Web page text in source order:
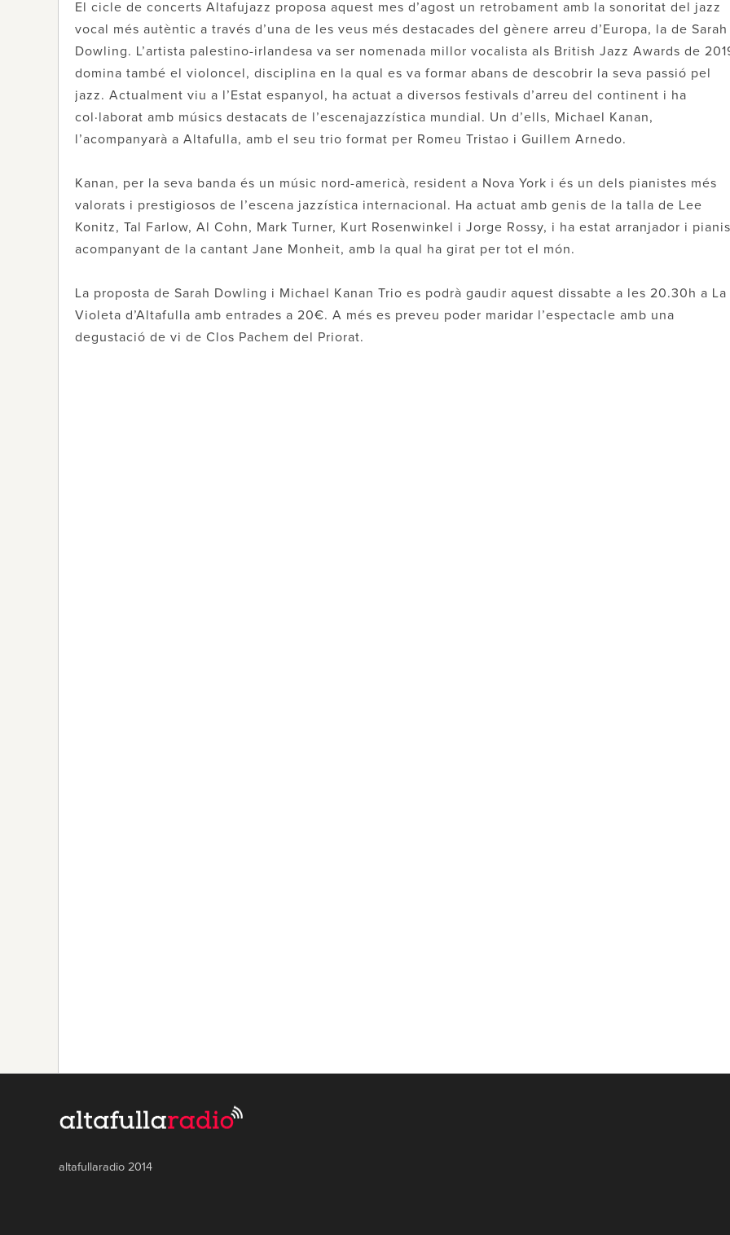
El cicle de concerts Altafujazz proposa aquest mes d’agost un retrobament amb la sonoritat del jazz
vocal més autèntic a través d’una de les veus més destacades del gènere arreu d’Europa, la de Sarah
Dowling. L’artista palestino-irlandesa va ser nomenada millor vocalista als British Jazz Awards de
domina també el violoncel, disciplina en la qual es va formar abans de descobrir la seva passió pel
jazz. Actualment viu a l’Estat espanyol, ha actuat a diversos festivals d’arreu del continent i ha
col·laborat amb músics destacats de l’escenajazzística mundial. Un d’ells, Michael Kanan,
l’acompanyarà a Altafulla, amb el seu trio format per Romeu Tristao i Guillem Arnedo.
Kanan, per la seva banda és un músic nord-americà, resident a Nova York i és un dels pianistes més
valorats i prestigiosos de l’escena jazzística internacional. Ha actuat amb genis de la talla de Lee
Konitz, Tal Farlow, Al Cohn, Mark Turner, Kurt Rosenwinkel i Jorge Rossy, i ha estat arranjador i
acompanyant de la cantant Jane Monheit, amb la qual ha girat per tot el món.
La proposta de Sarah Dowling i Michael Kanan Trio es podrà gaudir aquest dissabte a les 20.30h a La
Violeta d’Altafulla amb entrades a 20€. A més es preveu poder maridar l’espectacle amb una
degustació de vi de Clos Pachem del Priorat.
altafullaradio 2014